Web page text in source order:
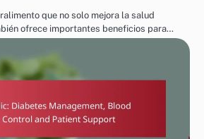
que no solo mejora la salud
ofrece importantes beneficios para…